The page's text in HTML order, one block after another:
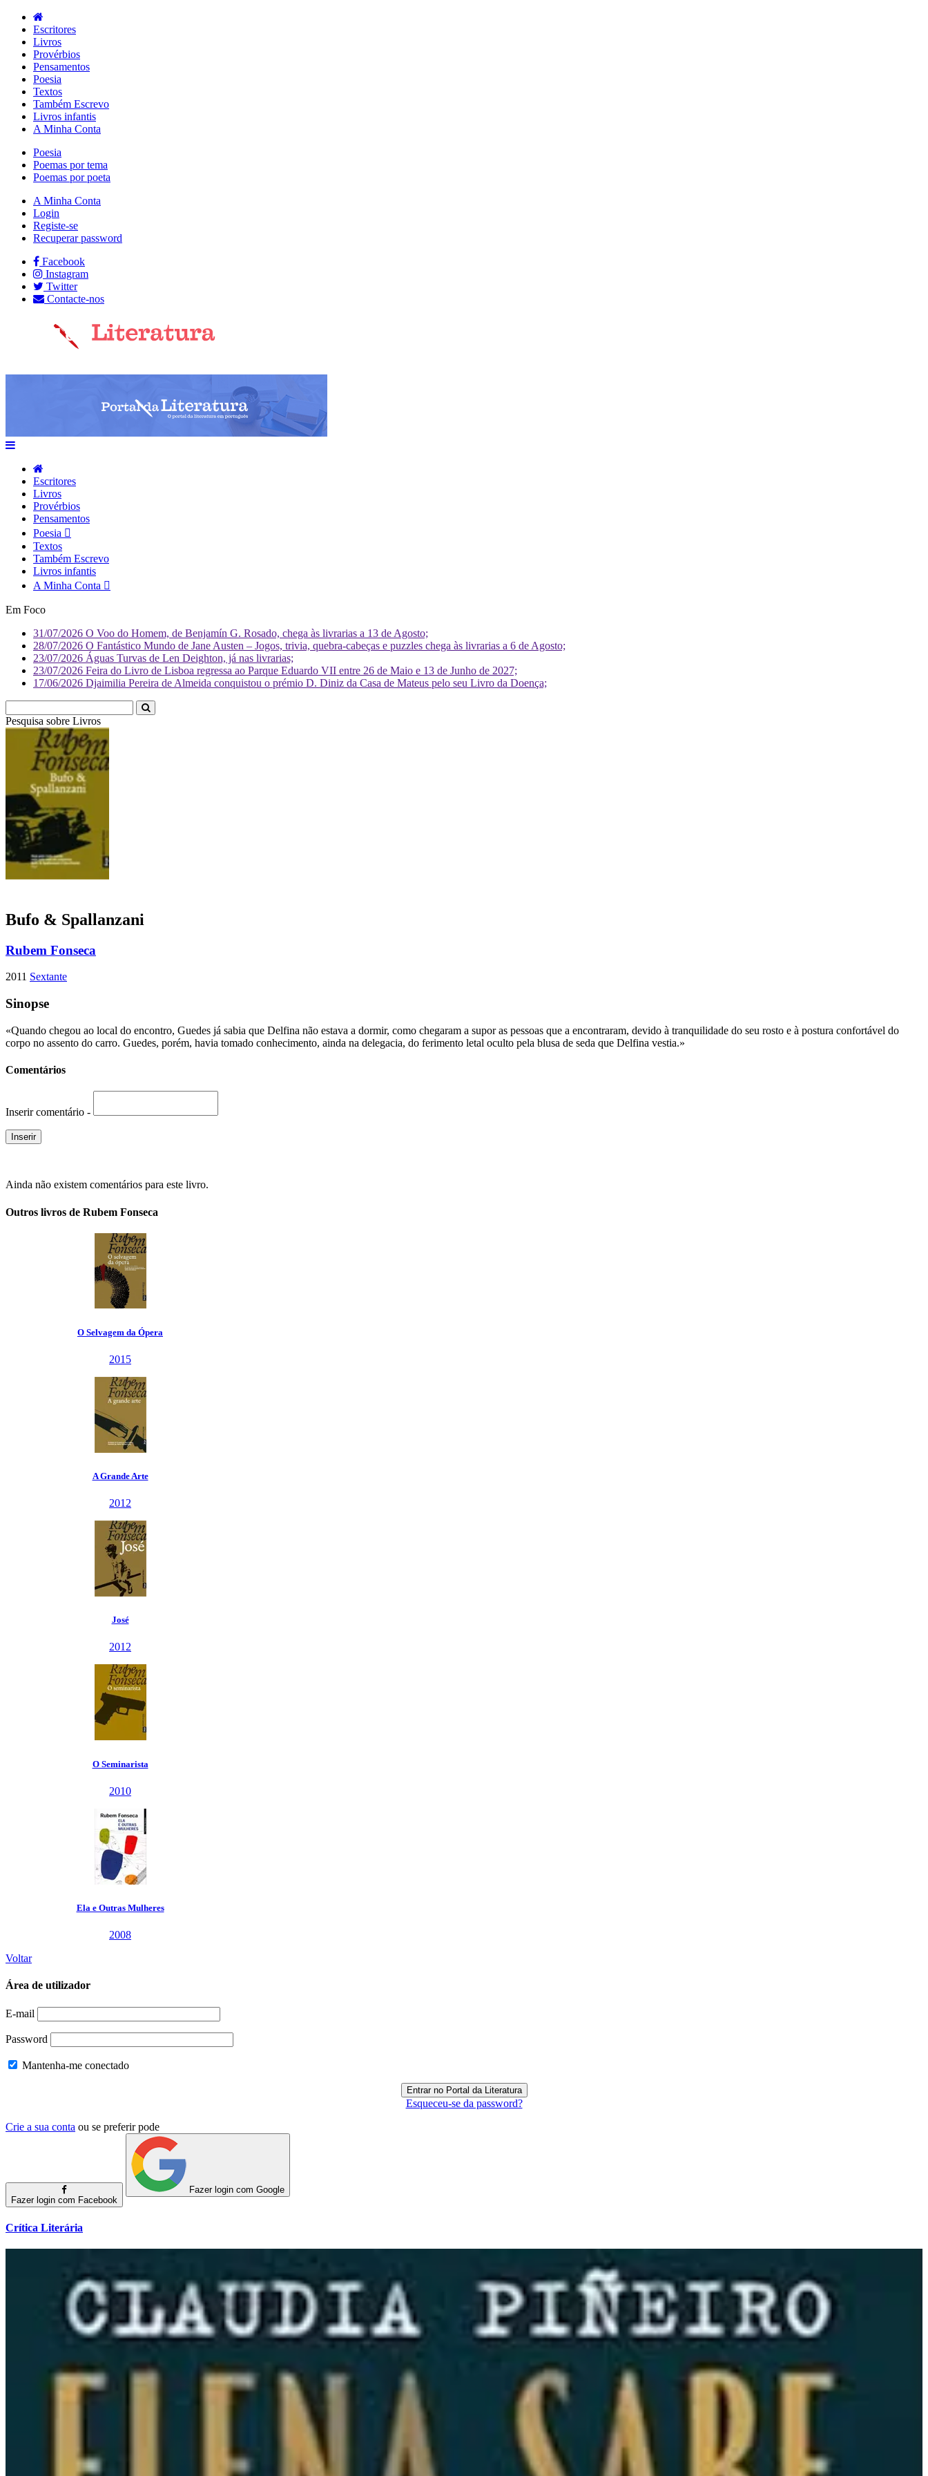
Escritores
Livros
Provérbios
Pensamentos
Poesia
Textos
Também Escrevo
Livros infantis
A Minha Conta
Poesia
Poemas por tema
Poemas por poeta
A Minha Conta
Login
Registe-se
Recuperar password
Facebook
Instagram
Twitter
Contacte-nos
Escritores
Livros
Provérbios
Pensamentos
Poesia
Textos
Também Escrevo
Livros infantis
A Minha Conta
Em Foco
31/07/2026 O Voo do Homem, de Benjamín G. Rosado, chega às livrarias a 13 de Agosto;
28/07/2026 O Fantástico Mundo de Jane Austen – Jogos, trivia, quebra-cabeças e puzzles chega às livrarias a 6 de Agosto;
23/07/2026 Águas Turvas de Len Deighton, já nas livrarias;
23/07/2026 Feira do Livro de Lisboa regressa ao Parque Eduardo VII entre 26 de Maio e 13 de Junho de 2027;
17/06/2026 Djaimilia Pereira de Almeida conquistou o prémio D. Diniz da Casa de Mateus pelo seu Livro da Doença;
Pesquisa sobre Li
Bufo & Spallanzani
Rubem Fonseca
2011 Sextante
Sinopse
«Quando chegou ao local do encontro, Guedes já sabia que Delfina não estava a dormir, como chegaram a supor as pessoas que a encontraram, devido à tranquilidade do seu rosto e à postura confortável do
corpo no assento do carro. Guedes, porém, havia tomado conhecimento, ainda na delegacia, do ferimento letal oculto pela blusa de seda que Delfina vestia.»
Comentários
Inserir comentário -
Ainda não existem comentários para este livro.
Outros livros de Rubem Fonseca
Voltar
Área de utilizador
E-mail
Password
Mantenha-me conectado
Esqueceu-se da password?
Crie a sua conta ou se preferir pode
Fazer login com Facebook
Fazer login com Google
Crítica Literária